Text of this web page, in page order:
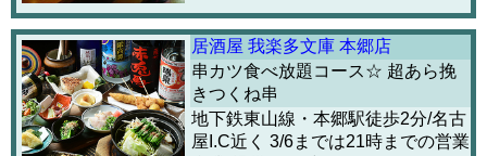
居酒屋 我楽多文庫 本郷店
串カツ食べ放題コース☆ 超あら挽
きつくね串
地下鉄東山線・本郷駅徒歩2分/名古
屋I.C近く 3/6までは21時までの営業